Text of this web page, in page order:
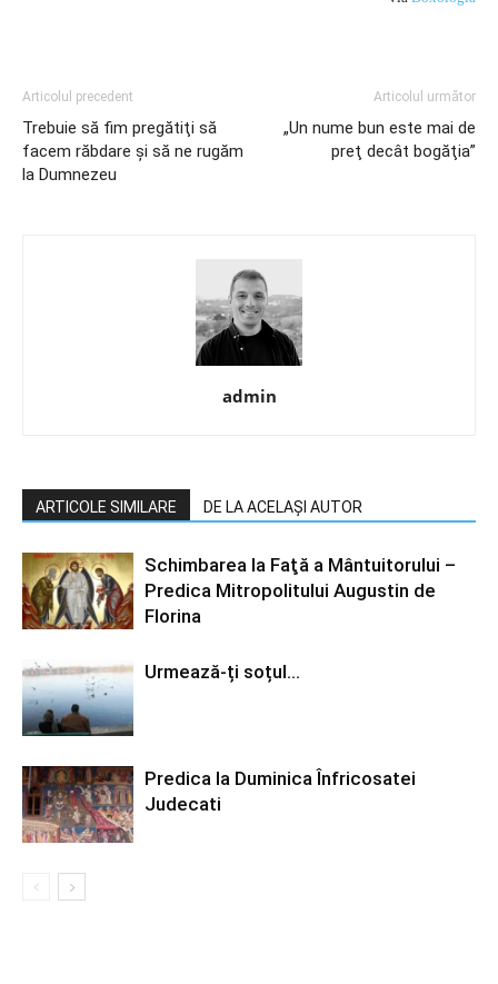
Articolul precedent
Trebuie să fim pregătiţi să
facem răbdare şi să ne rugăm
la Dumnezeu
Articolul următor
„Un nume bun este mai de
preţ decât bogăţia”
admin
ARTICOLE SIMILARE DE LA ACELAȘI AUTOR
Schimbarea la Faţă a Mântuitorului –
Predica Mitropolitului Augustin de
Florina
Urmează-ți soțul…
Predica la Duminica Înfricosatei
Judecati